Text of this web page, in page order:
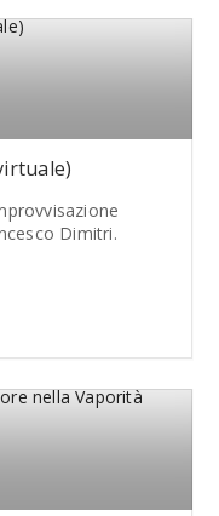
Dimitri.